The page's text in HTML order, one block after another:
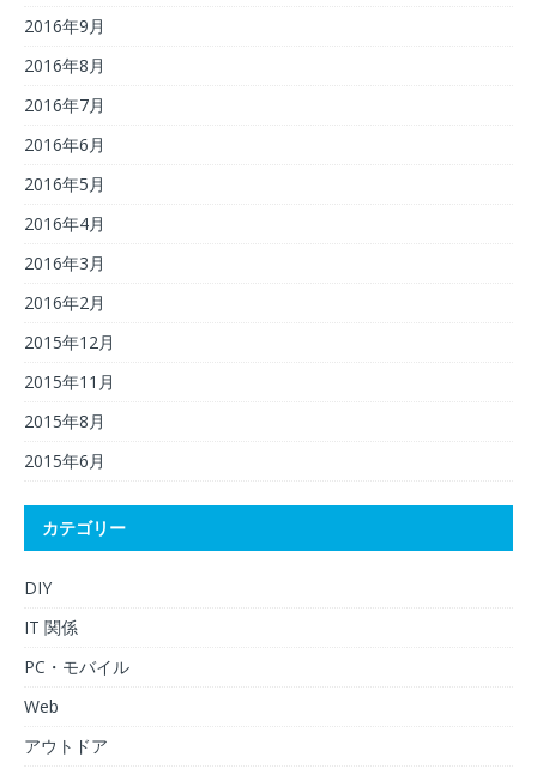
2016年9月
2016年8月
2016年7月
2016年6月
2016年5月
2016年4月
2016年3月
2016年2月
2015年12月
2015年11月
2015年8月
2015年6月
カテゴリー
DIY
IT 関係
PC・モバイル
Web
アウトドア